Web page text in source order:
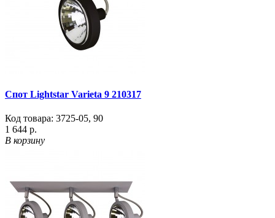
Спот Lightstar Varieta 9 210317
Код товара: 3725-05, 90
1 644 р.
В корзину